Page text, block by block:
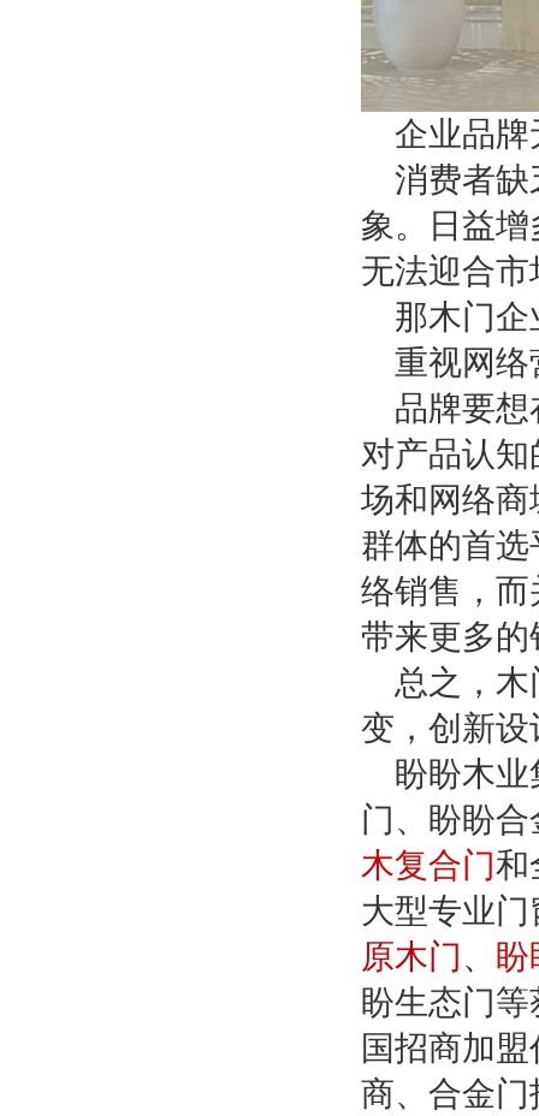
企业品牌
消费者缺
象。日益
无法迎合市
那木门
重视网络
品牌要
对产品认
场和网络
群体的首
络销售，
带来更多
总之，
变，创新
盼盼木
门、盼盼
木复合门和
大型专业
原木门、 盼
盼生态门
国招商加
商、合金